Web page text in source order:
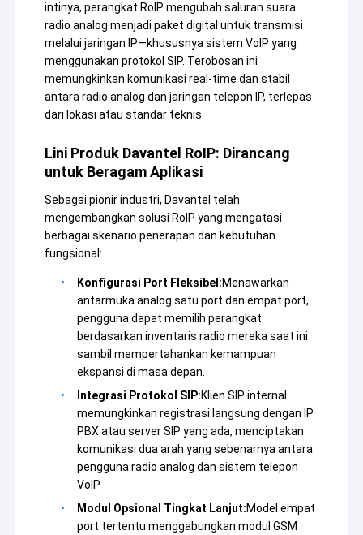
intinya, perangkat RoIP mengubah saluran suara
radio analog menjadi paket digital untuk transmisi
melalui jaringan IP—khususnya sistem VoIP yang
menggunakan protokol SIP. Terobosan ini
memungkinkan komunikasi real-time dan stabil
antara radio analog dan jaringan telepon IP, terlepas
dari lokasi atau standar teknis.
Lini Produk Davantel RoIP: Dirancang
untuk Beragam Aplikasi
Sebagai pionir industri, Davantel telah
mengembangkan solusi RoIP yang mengatasi
berbagai skenario penerapan dan kebutuhan
fungsional:
Konfigurasi Port Fleksibel:Menawarkan
antarmuka analog satu port dan empat port,
pengguna dapat memilih perangkat
berdasarkan inventaris radio mereka saat ini
sambil mempertahankan kemampuan
ekspansi di masa depan.
Integrasi Protokol SIP:Klien SIP internal
memungkinkan registrasi langsung dengan IP
PBX atau server SIP yang ada, menciptakan
komunikasi dua arah yang sebenarnya antara
pengguna radio analog dan sistem telepon
VoIP.
Modul Opsional Tingkat Lanjut:Model empat
port tertentu menggabungkan modul GSM